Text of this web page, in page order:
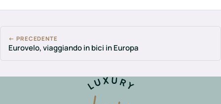
← PRECEDENTE
Eurovelo, viaggiando in bici in Europa